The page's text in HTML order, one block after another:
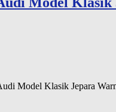
Model Klasik Jepara